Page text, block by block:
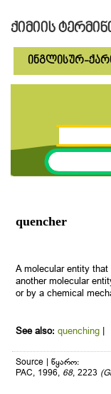
ქიმიის
ინგლისურ-
quencher
A molecular entity
another molecular
or by a chemical
See also: quenching
Source | წყარო:
PAC, 1996, 68, 2223